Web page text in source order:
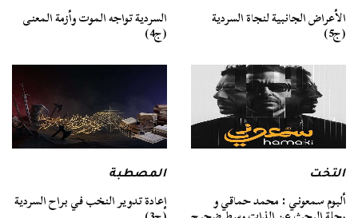
الأعراض الجانبية لنجاة السردية
(ج5)
السردية تواجه الموت وأزمة المعنى
(ج4)
التخت
ألبوم سمعوني : محمد حماقي و
المصطبة
إعادة تدوير النخب في براح السردية